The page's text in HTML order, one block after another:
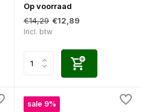
Op voorraad
€14,29 €12,89
Incl. btw
sale 9%